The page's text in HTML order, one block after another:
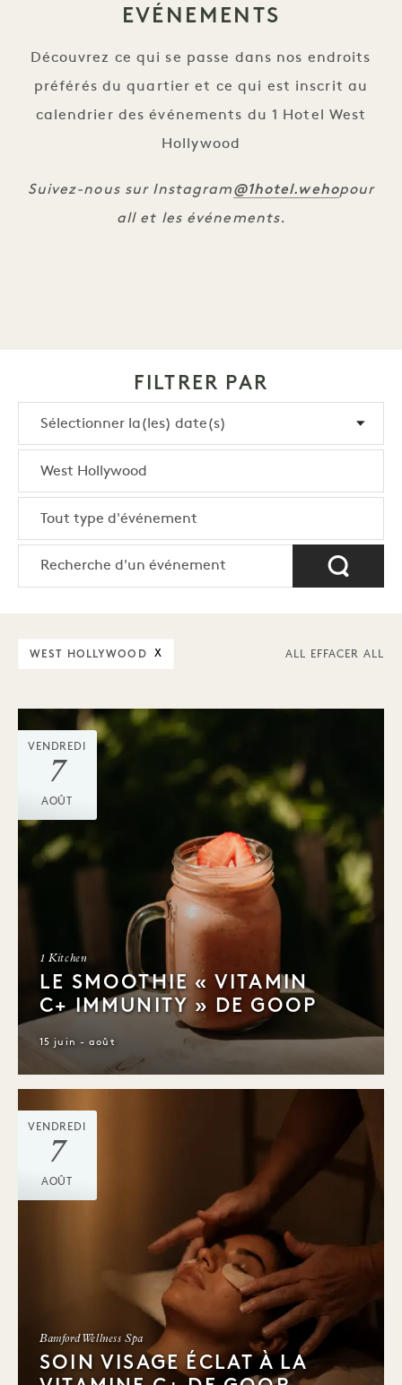
EVÉNEMENTS
Découvrez ce qui se passe dans nos endroits
préférés du quartier et ce qui est inscrit au
calendrier des événements du 1 Hotel West
Hollywood
Suivez-nous sur Instagram@1hotel.wehopour
all et les événements.
FILTRER PAR
WEST HOLLYWOOD X ALL EFFACER ALL
VENDREDI
7
AOÛT
1 Kitchen
LE SMOOTHIE « VITAMIN
C+ IMMUNITY » DE GOOP
15 juin - août
VENDREDI
7
AOÛT
Bamford Wellness Spa
SOIN VISAGE ÉCLAT À LA